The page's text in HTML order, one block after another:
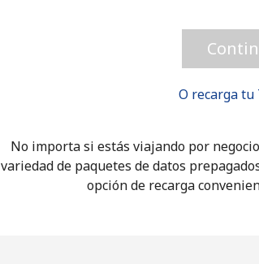
O recarga
No importa si estás viajando por
variedad de paquetes de datos
opción de recarga